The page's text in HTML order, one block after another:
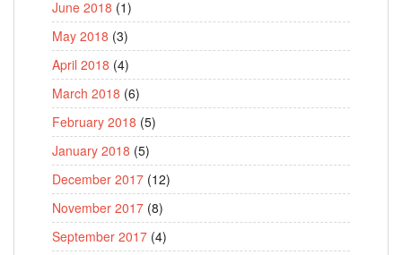
June 2018 (1)
May 2018 (3)
April 2018 (4)
March 2018 (6)
February 2018 (5)
January 2018 (5)
December 2017 (12)
November 2017 (8)
September 2017 (4)